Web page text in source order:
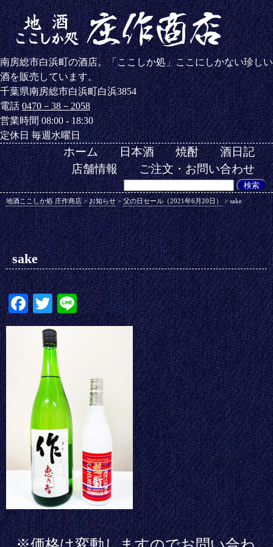
南房総市白浜町の酒店。「ここしか処」ここにしかない珍しい
酒を販売しています。
千葉県南房総市白浜町白浜3854
電話0470－38－2058
営業時間 08:00 - 18:30
定休日 毎週水曜日
ホーム 日本酒 焼酎
酒日記
店舗情報
ご注文・お問い合わせ
地酒ここしか処 庄作商店 > お知らせ>父の日セール（2021年6月20日） >sake
sake
Fa
ce
bo
ok
T
wi
tte
r
Li
ne